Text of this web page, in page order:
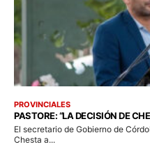
PROVINCIALES
PASTORE: “LA DECISIÓN DE
El secretario de Gobierno de
Chesta a...